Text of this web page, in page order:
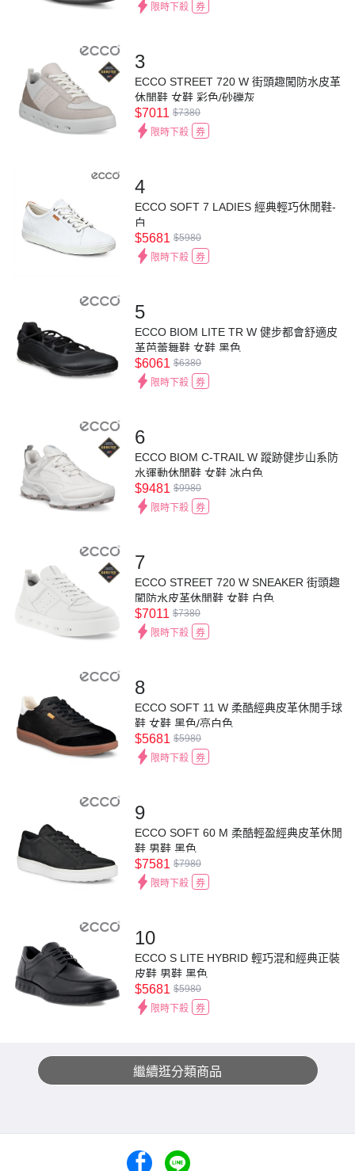
限時下殺
券
3
ECCO STREET 720 W 街頭趣闖防水皮革
休閒鞋 女鞋 彩色/砂礫灰
$7011 $7380
限時下殺
券
4
ECCO SOFT 7 LADIES 經典輕巧休閒鞋-
白
$5681 $5980
限時下殺
券
5
ECCO BIOM LITE TR W 健步都會舒適皮
革芭蕾舞鞋 女鞋 黑色
$6061 $6380
限時下殺
券
6
ECCO BIOM C-TRAIL W 蹤跡健步山系防
水運動休閒鞋 女鞋 冰白色
$9481 $9980
限時下殺
券
7
ECCO STREET 720 W SNEAKER 街頭趣
闖防水皮革休閒鞋 女鞋 白色
$7011 $7380
限時下殺
券
8
ECCO SOFT 11 W 柔酷經典皮革休閒手球
鞋 女鞋 黑色/亮白色
$5681 $5980
限時下殺
券
9
ECCO SOFT 60 M 柔酷輕盈經典皮革休閒
鞋 男鞋 黑色
$7581 $7980
限時下殺
券
10
ECCO S LITE HYBRID 輕巧混和經典正裝
皮鞋 男鞋 黑色
$5681 $5980
限時下殺
券
繼續逛分類商品